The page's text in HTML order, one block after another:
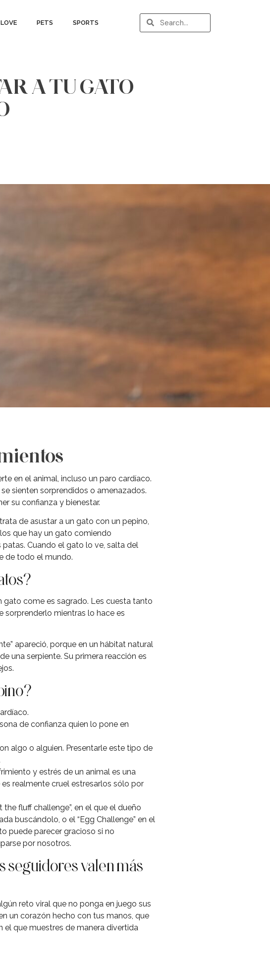
LOVE PETS SPORTS
A TU GATO
en el animal, incluso un paro cardíaco.
sienten sorprendidos o amenazados.
su confianza y bienestar.
de asustar a un gato con un pepino,
que hay un gato comiendo
Cuando el gato lo ve, salta del
de todo el mundo.
gato come es sagrado. Les cuesta tanto
sorprenderlo mientras lo hace es
apareció, porque en un hábitat natural
una serpiente. Su primera reacción es
de confianza quien lo pone en
algo o alguien. Presentarle este tipo de
y estrés de un animal es una
realmente cruel estresarlos sólo por
fluff challenge”, en el que el dueño
buscándolo, o el “Egg Challenge” en el
puede parecer gracioso si no
por nosotros.
seguidores valen más
reto viral que no ponga en juego sus
un corazón hecho con tus manos, que
el que muestres de manera divertida